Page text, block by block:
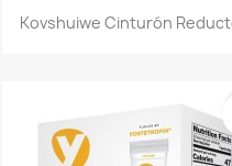
Kovshuiwe Cinturón